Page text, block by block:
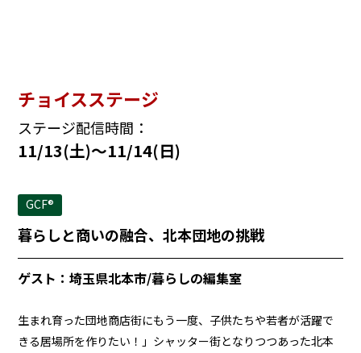
チョイスステージ
ステージ配信時間：
11/13(土)〜11/14(日)
GCF®︎
暮らしと商いの融合、北本団地の挑戦
ゲスト：埼玉県北本市/暮らしの編集室
生まれ育った団地商店街にもう一度、子供たちや若者が活躍で
きる居場所を作りたい！」シャッター街となりつつあった北本